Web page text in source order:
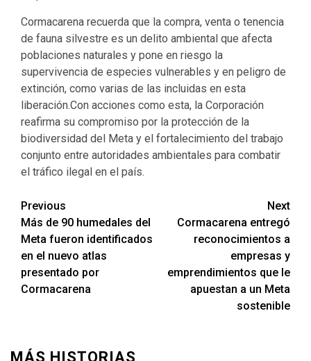
Cormacarena recuerda que la compra, venta o tenencia
de fauna silvestre es un delito ambiental que afecta
poblaciones naturales y pone en riesgo la
supervivencia de especies vulnerables y en peligro de
extinción, como varias de las incluidas en esta
liberación.Con acciones como esta, la Corporación
reafirma su compromiso por la protección de la
biodiversidad del Meta y el fortalecimiento del trabajo
conjunto entre autoridades ambientales para combatir
el tráfico ilegal en el país.
Previous
Más de 90 humedales del
Meta fueron identificados
en el nuevo atlas
presentado por
Cormacarena
Next
Cormacarena entregó
reconocimientos a
empresas y
emprendimientos que le
apuestan a un Meta
sostenible
MÁS HISTORIAS